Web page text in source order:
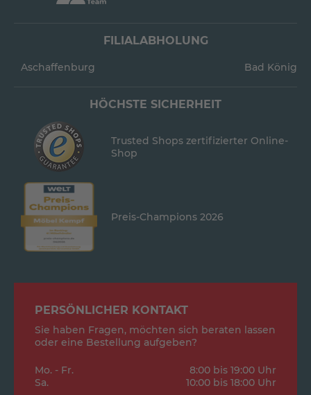
FILIALABHOLUNG
Aschaffenburg Bad König
HÖCHSTE SICHERHEIT
Trusted Shops zertifizierter Online-
Shop
Preis-Champions 2026
PERSÖNLICHER KONTAKT
Sie haben Fragen, möchten sich beraten lassen
oder eine Bestellung aufgeben?
Mo. - Fr.
8:00 bis 19:00 Uhr
Sa.
10:00 bis 18:00 Uhr